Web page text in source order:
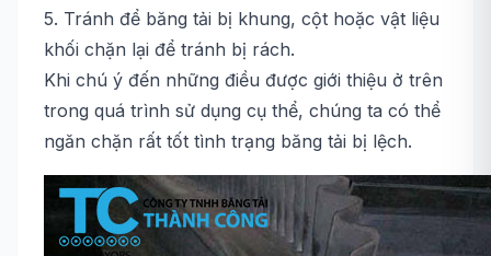
5. Tránh để băng tải bị khung, cột hoặc vật liệu
khối chặn lại để tránh bị rách.
Khi chú ý đến những điều được giới thiệu ở trên
trong quá trình sử dụng cụ thể, chúng ta có thể
ngăn chặn rất tốt tình trạng băng tải bị lệch.